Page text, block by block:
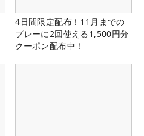
4日間限定配布！11月までの
プレーに2回使える1,500円分
クーポン配布中！